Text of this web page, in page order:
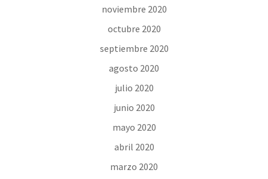
noviembre 2020
octubre 2020
septiembre 2020
agosto 2020
julio 2020
junio 2020
mayo 2020
abril 2020
marzo 2020